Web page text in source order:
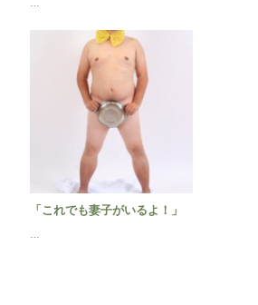
「これでも妻子がいるよ！」